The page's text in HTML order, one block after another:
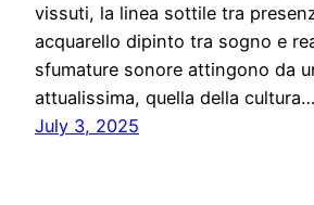
vissuti, la linea sottile tra
acquarello dipinto tra sogno e
sfumature sonore attingono da
attualissima, quella della cultura…
July 3, 2025